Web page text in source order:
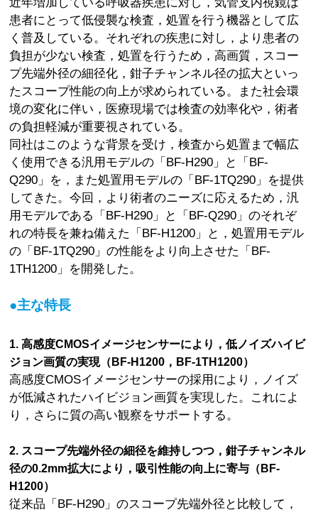
患者にとって低侵襲な検査，処置を行う機器として広
く普及している。それぞれの疾患に対し，より患者の
負担が少ない検査，処置を行うため，高画質，スコー
プ先端外径の細径化，鉗子チャンネル径の拡大といっ
たスコープ性能の向上が求められている。また社会環
境の変化に伴い，医療現場では検査の効率化や，術者
の負担軽減が重要視されている。
同社はこのような背景を受け，検査から処置まで幅広
く使用できる汎用モデルの「BF-H290」と「BF-
Q290」を，また処置用モデルの「BF-1TQ290」を提供
してきた。今回，より術者のニーズに応えるため，汎
用モデルである「BF-H290」と「BF-Q290」のそれぞ
れの特長を兼ね備えた「BF-H1200」と，処置用モデル
の「BF-1TQ290」の性能をより向上させた「BF-
1TH1200」を開発した。
●主な特長
1. 高感度CMOSイメージセンサーにより，低ノイズハイビ
ジョン画質の実現（BF-H1200，BF-1TH1200）
高感度CMOSイメージセンサーの採用により，ノイズ
が低減されたハイビジョン画質を実現した。これによ
り，さらに質の高い観察をサポートする。
2. スコープ先端外径の細径を維持しつつ，鉗子チャンネル
径の0.2mm拡大により，吸引性能の向上に寄与（BF-
H1200）
従来品「BF-H290」のスコープ先端外径と比較して，